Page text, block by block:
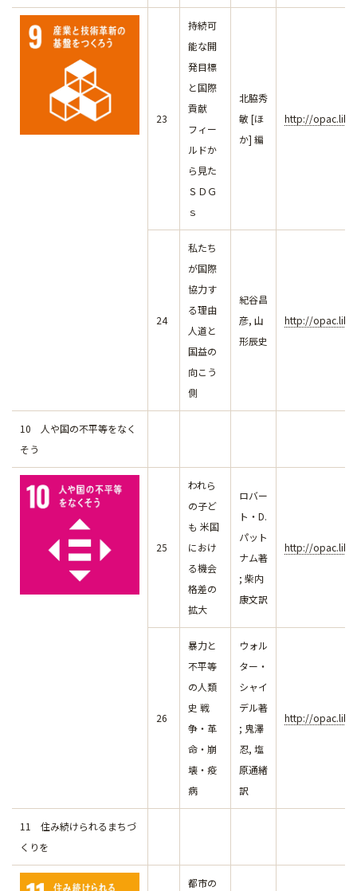
23
持続可
能な開
発目標
と国際
貢献
フィー
ルドか
ら見た
ＳＤＧ
ｓ
北脇秀
敏 [ほ
か] 編
http://
24
私たち
が国際
協力す
る理由
人道と
国益の
向こう
側
紀谷昌
彦, 山
形辰史
http://
10 人や国の不平等をなく
そう
25
われら
の子ど
も 米国
におけ
る機会
格差の
拡大
ロバー
ト・D.
パット
ナム著
; 柴内
康文訳
http://
26
暴力と
不平等
の人類
史 戦
争・革
命・崩
壊・疫
病
ウォル
ター・
シャイ
デル著
; 鬼澤
忍, 塩
原通緒
訳
http://
11 住み続けられるまちづ
くりを
都市の